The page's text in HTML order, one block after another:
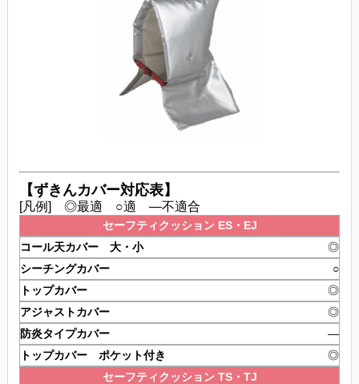
【ずきんカバー対応表】
[凡例] ◎最適 ○適 ―不適合
セーフティクッション ES・EJ
◎
○
◎
◎
―
◎
セーフティクッション TS・TJ